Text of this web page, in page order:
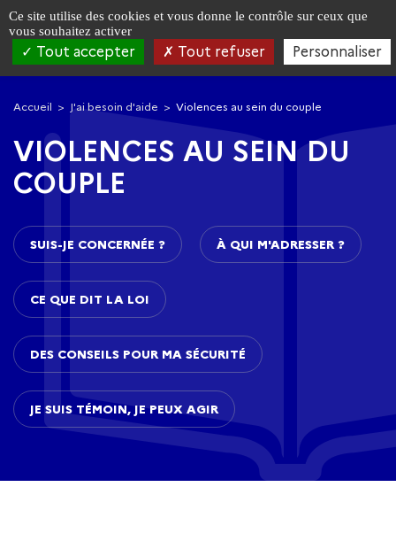
navigation
contenu
principal
Accueil J'ai besoin d'aide Violences au sein du couple
VIOLENCES AU SEIN DU
COUPLE
SUIS-JE CONCERNÉE ? À QUI M'ADRESSER ?
CE QUE DIT LA LOI
DES CONSEILS POUR MA SÉCURITÉ
JE SUIS TÉMOIN, JE PEUX AGIR
Panneau de gestion des cookies
Ce site utilise des cookies et vous donne le contrôle sur ceux que
vous souhaitez activer
Tout accepter Tout refuser Personnaliser